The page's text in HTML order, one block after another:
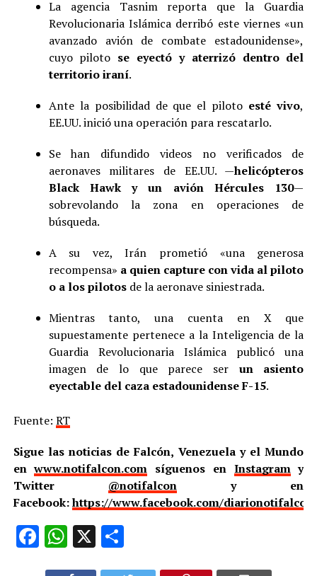
La agencia Tasnim reporta que la Guardia
Revolucionaria Islámica derribó este viernes «un
avanzado avión de combate estadounidense»,
cuyo piloto se eyectó y aterrizó dentro del
territorio iraní.
Ante la posibilidad de que el piloto esté vivo,
EE.UU. inició una operación para rescatarlo.
Se han difundido videos no verificados de
aeronaves militares de EE.UU. —helicópteros
Black Hawk y un avión Hércules 130—
sobrevolando la zona en operaciones de
búsqueda.
A su vez, Irán prometió «una generosa
recompensa» a quien capture con vida al piloto
o a los pilotosde la aeronave siniestrada.
Mientras tanto, una cuenta en X que
supuestamente pertenece a la Inteligencia de la
Guardia Revolucionaria Islámica publicó una
imagen de lo que parece ser un asiento
eyectable del caza estadounidense F-15.
Fuente: RT
Sigue las noticias de Falcón, Venezuela y el Mundo
enwww.notifalcon.com síguenos en Instagramy
Twitter @notifalcony en
Facebook:https://www.facebook.com/
Facebook
WhatsApp
X Compartir